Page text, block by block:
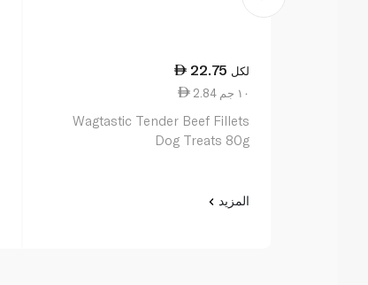
22.75 لكل
2.84 ١٠ جم
Wagtastic Tender Beef Fillets
Dog Treats 80g
المزيد